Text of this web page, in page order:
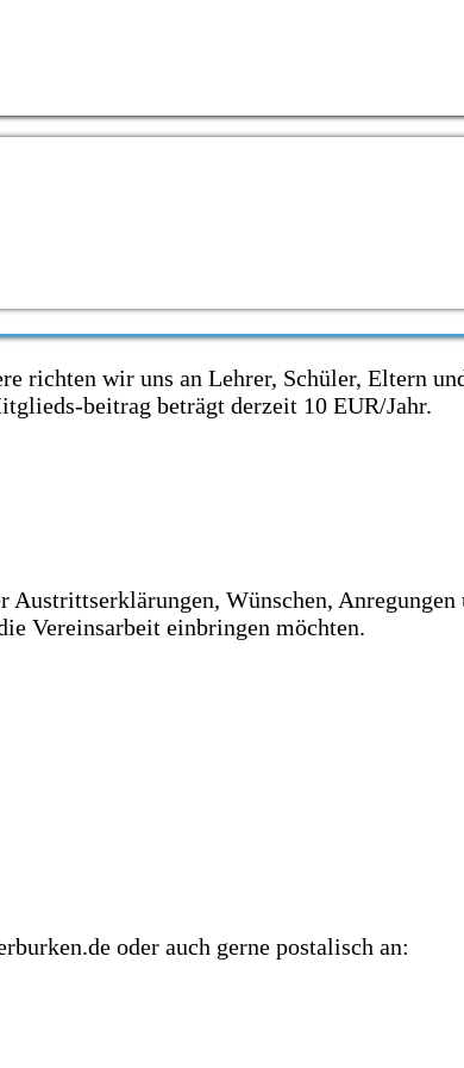
richten wir uns an Lehrer, Schüler, Eltern
beitrag beträgt derzeit 10 EUR/Jahr.
Austrittserklärungen, Wünschen,
Vereinsarbeit einbringen möchten.
oder auch gerne postalisch an: